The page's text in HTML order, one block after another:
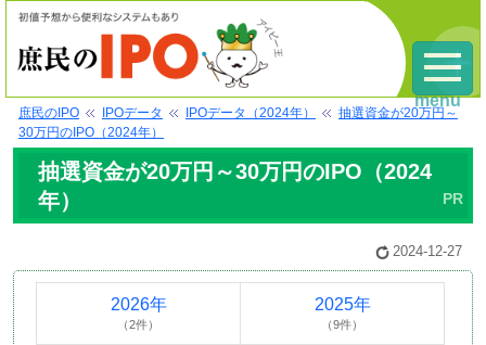
庶民のIPO IPOデータ IPOデータ（2024年）
抽選資金が20万円～
30万円のIPO（2024年）
抽選資金が20万円～30万円のIPO（2024
年）
2024-12-27
2026年
（2件）
2025年
（9件）
menu